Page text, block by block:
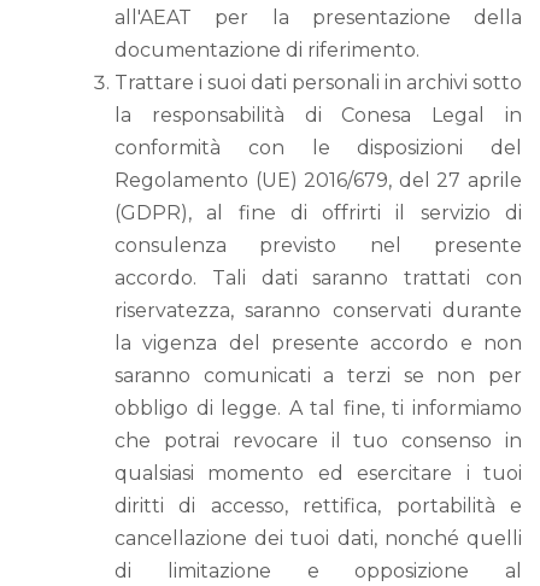
all'AEAT per la presentazione della
documentazione di riferimento.
Trattare i suoi dati personali in archivi sotto
la responsabilità di Conesa Legal in
conformità con le disposizioni del
Regolamento (UE) 2016/679, del 27 aprile
(GDPR), al fine di offrirti il ​​servizio di
consulenza previsto nel presente
accordo. Tali dati saranno trattati con
riservatezza, saranno conservati durante
la vigenza del presente accordo e non
saranno comunicati a terzi se non per
obbligo di legge. A tal fine, ti informiamo
che potrai revocare il tuo consenso in
qualsiasi momento ed esercitare i tuoi
diritti di accesso, rettifica, portabilità e
cancellazione dei tuoi dati, nonché quelli
di limitazione e opposizione al